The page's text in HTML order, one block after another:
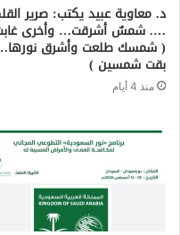
د. معاوية عبيد يكتب: صرير
…. شمسٌ أشرقت… وأخرى
( شمسك طلعت وأشرق
بقت شمسين )
منذ 4 أيام